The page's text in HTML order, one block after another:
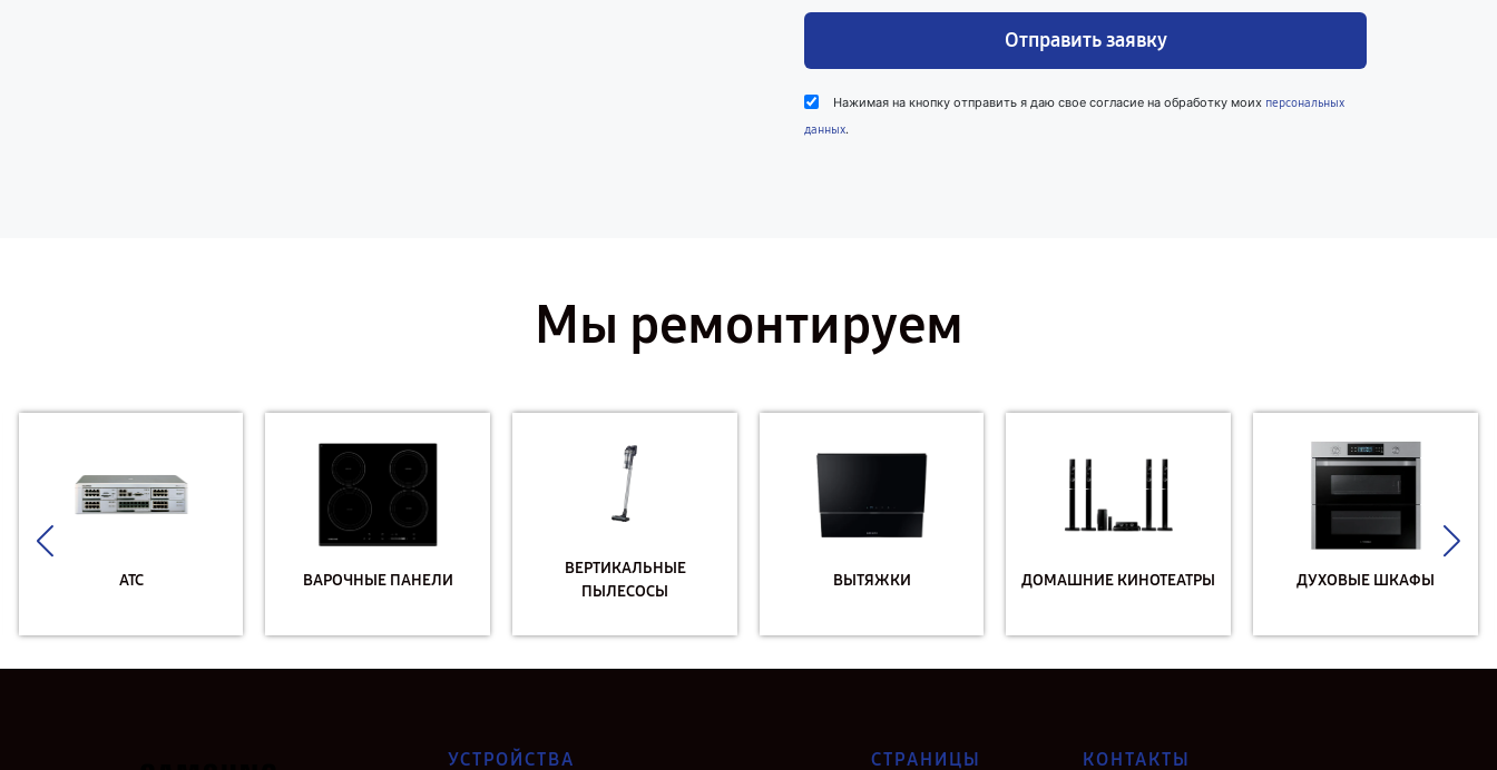
Отправить заявку
Нажимая на кнопку отправить я даю свое согласие на обработку моих персональных
данных.
Мы ремонтируем
АТС ВАРОЧНЫЕ ПАНЕЛИ
ВЕРТИКАЛЬНЫЕ
ПЫЛЕСОСЫ
ВЫТЯЖКИ ДОМАШНИЕ КИНОТЕАТРЫ ДУХОВЫЕ ШКАФЫ
УСТРОЙСТВА СТРАНИЦЫ КОНТАКТЫ